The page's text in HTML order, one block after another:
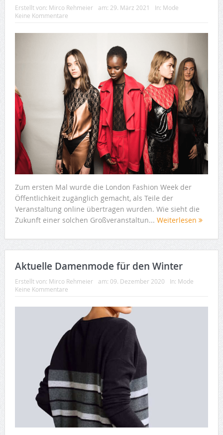
Erstellt von: Mirco Rehmeier am: 29. März 2021 In: Mode
Keine Kommentare
Zum ersten Mal wurde die London Fashion Week der
Öffentlichkeit zugänglich gemacht, als Teile der
Veranstaltung online übertragen wurden. Wie sieht die
Zukunft einer solchen Großveranstaltun... Weiterlesen
Aktuelle Damenmode für den Winter
Erstellt von: Mirco Rehmeier am: 09. Dezember 2020 In: Mode
Keine Kommentare